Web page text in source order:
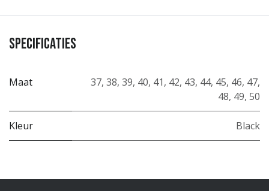
Specificaties
Maat 37, 38, 39, 40, 41, 42, 43, 44, 45, 46, 47,
48, 49, 50
Kleur Black